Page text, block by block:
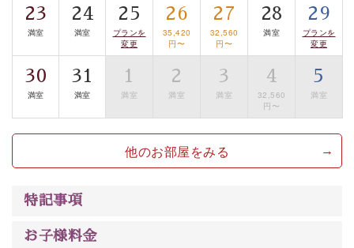
※年末年始及び御柱祭前後は運行しておりません
以上がプラン内容です。
上諏訪温泉“しんゆ”なら諏訪大社など歴史ある諏訪の街
で心癒されます。
清らかな源泉、自然の恵みあるお食事、諏訪湖に包まれ
るお部屋、 大人のたしなみを感じていただける、美しく
癒される宿で贅沢に幸せのときを安心してお過ごしくだ
さい。
23
満室
24
満室
25
プランを
変更
26
35,420
円〜
27
32,560
円〜
28
満室
29
プランを
変更
30
満室
31
満室
1
満室
2
満室
3
満室
4
32,560
円〜
5
満室
他のお部屋をみる
特記事項
お子様料金